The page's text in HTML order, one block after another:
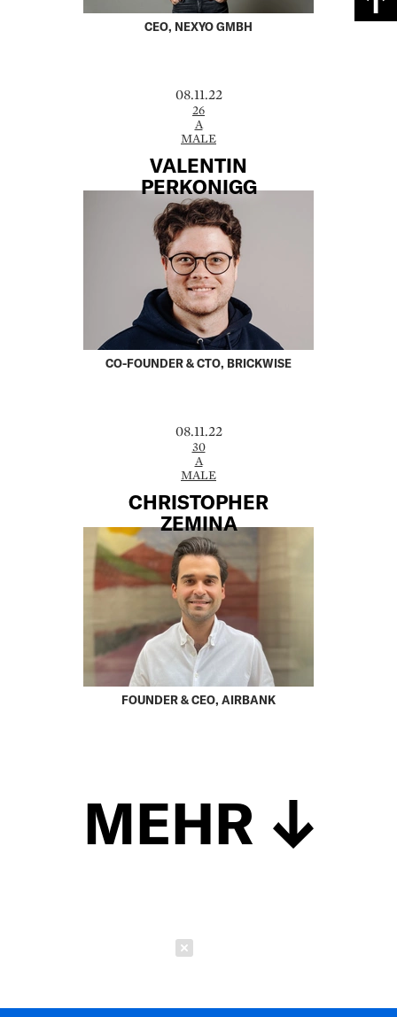
CEO, NEXYO GMBH
08.11.22
26
A
MALE
VALENTIN
PERKONIGG
CO-FOUNDER & CTO, BRICKWISE
08.11.22
30
A
MALE
CHRISTOPHER
ZEMINA
FOUNDER & CEO, AIRBANK
MEHR